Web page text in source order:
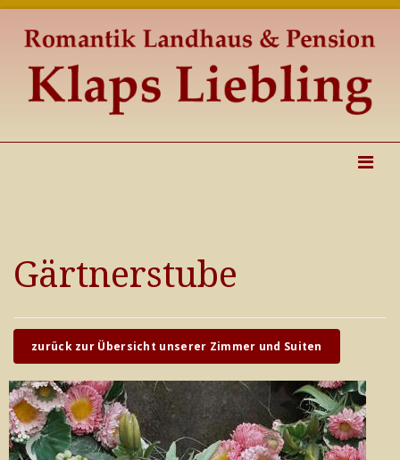
Gärtnerstube
zurück zur Übersicht unserer Zimmer und Suiten